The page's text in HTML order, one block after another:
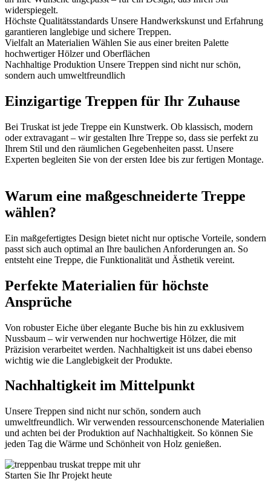
widerspiegelt.
Höchste Qualitätsstandards Unsere Handwerkskunst und Erfahrung
garantieren langlebige und sichere Treppen.
Vielfalt an Materialien Wählen Sie aus einer breiten Palette
hochwertiger Hölzer und Oberflächen
Nachhaltige Produktion Unsere Treppen sind nicht nur schön,
sondern auch umweltfreundlich
Einzigartige Treppen für Ihr Zuhause
Bei Truskat ist jede Treppe ein Kunstwerk. Ob klassisch, modern
oder extravagant – wir gestalten Ihre Treppe so, dass sie perfekt zu
Ihrem Stil und den räumlichen Gegebenheiten passt. Unsere
Experten begleiten Sie von der ersten Idee bis zur fertigen Montage.
Warum eine maßgeschneiderte Treppe
wählen?
Ein maßgefertigtes Design bietet nicht nur optische Vorteile, sondern
passt sich auch optimal an Ihre baulichen Anforderungen an. So
entsteht eine Treppe, die Funktionalität und Ästhetik vereint.
Perfekte Materialien für höchste
Ansprüche
Von robuster Eiche über elegante Buche bis hin zu exklusivem
Nussbaum – wir verwenden nur hochwertige Hölzer, die mit
Präzision verarbeitet werden. Nachhaltigkeit ist uns dabei ebenso
wichtig wie die Langlebigkeit der Produkte.
Nachhaltigkeit im Mittelpunkt
Unsere Treppen sind nicht nur schön, sondern auch
umweltfreundlich. Wir verwenden ressourcenschonende Materialien
und achten bei der Produktion auf Nachhaltigkeit. So können Sie
jeden Tag die Wärme und Schönheit von Holz genießen.
Starten Sie Ihr Projekt heute